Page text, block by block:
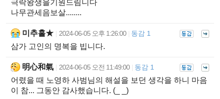
극락왕생을기원드림니다
나무관세음보살........
미추홀★ 2024-06-05 오후 1:26:00 동감 1
삼가 고인의 명복을 빕니다.
明心和氣 2024-06-05 오전 11:49:00 동감 1
어렸을 때 노영하 사범님의 해설을 보던 생각을 하니 마음
이 참... 그동안 감사했습니다. (_ _)